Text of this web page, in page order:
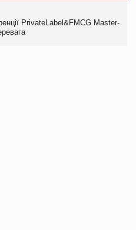
PrivateLabel&FMCG Master-